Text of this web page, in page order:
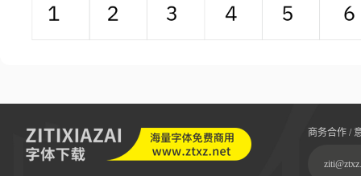
商务合作 /